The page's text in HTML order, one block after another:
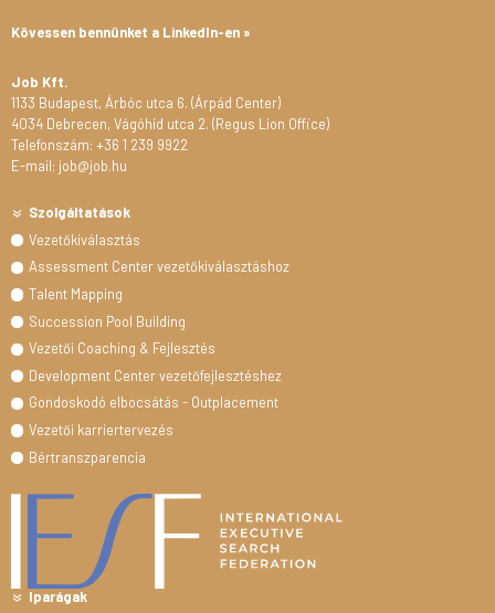
Kövessen bennünket a LinkedIn-en »
Job Kft.
1133 Budapest, Árbóc utca 6. (Árpád Center)
4034 Debrecen, Vágóhíd utca 2. (Regus Lion Office)
Telefonszám: +36 1 239 9922
E-mail: job@job.hu
Szolgáltatások
Vezetőkiválasztás
Assessment Center vezetőkiválasztáshoz
Talent Mapping
Succession Pool Building
Vezetői Coaching & Fejlesztés
Development Center vezetőfejlesztéshez
Gondoskodó elbocsátás - Outplacement
Vezetői karriertervezés
Bértranszparencia
Iparágak